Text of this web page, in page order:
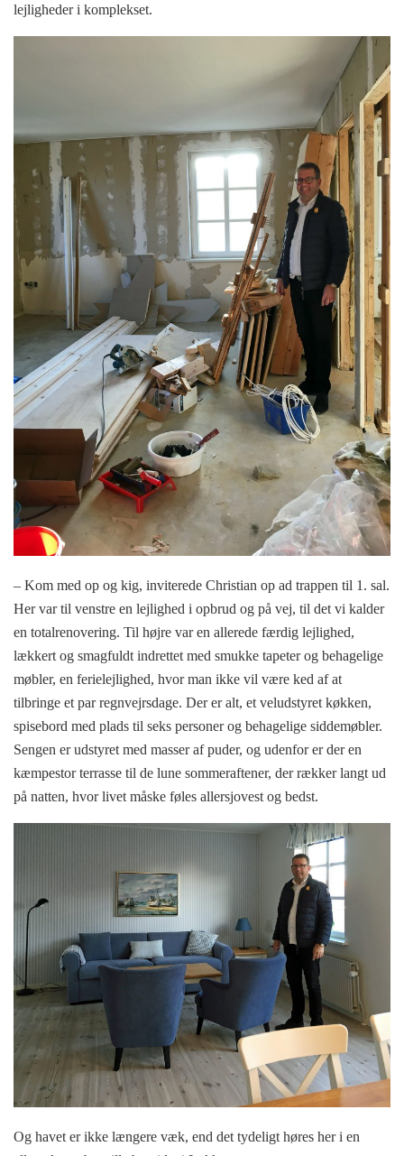
lejligheder i komplekset.
– Kom med op og kig, inviterede Christian op ad trappen til 1. sal.
Her var til venstre en lejlighed i opbrud og på vej, til det vi kalder
en totalrenovering. Til højre var en allerede færdig lejlighed,
lækkert og smagfuldt indrettet med smukke tapeter og behagelige
møbler, en ferielejlighed, hvor man ikke vil være ked af at
tilbringe et par regnvejrsdage. Der er alt, et veludstyret køkken,
spisebord med plads til seks personer og behagelige siddemøbler.
Sengen er udstyret med masser af puder, og udenfor er der en
kæmpestor terrasse til de lune sommeraftener, der rækker langt ud
på natten, hvor livet måske føles allersjovest og bedst.
Og havet er ikke længere væk, end det tydeligt høres her i en